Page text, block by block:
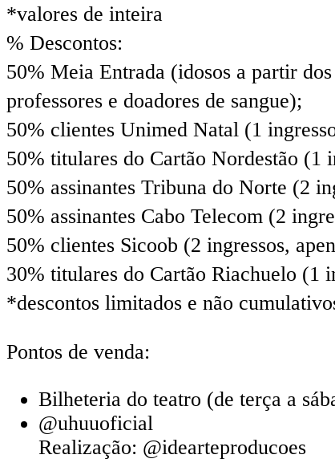
*valores de inteira
% Descontos:
50% Meia Entrada (idosos a partir
professores e doadores de sangue);
50% clientes Unimed Natal (1
50% titulares do Cartão Nordestão (1
50% assinantes Tribuna do Norte (2
50% assinantes Cabo Telecom (2
50% clientes Sicoob (2 ingressos,
30% titulares do Cartão Riachuelo (1
*descontos limitados e não
Pontos de venda:
Bilheteria do teatro (de terça a
@uhuuoficial
Realização: @idearteproducoes